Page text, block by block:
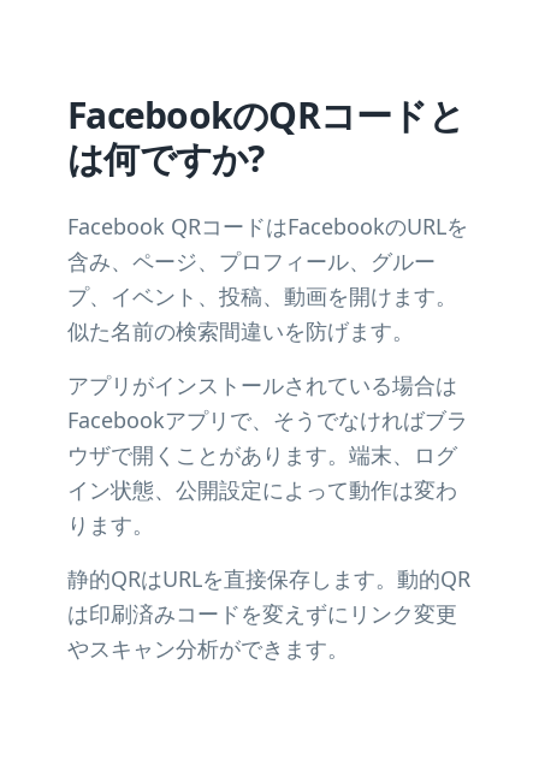
FacebookのQRコードと
は何ですか?
Facebook QRコードはFacebookのURLを
含み、ページ、プロフィール、グルー
プ、イベント、投稿、動画を開けます。
似た名前の検索間違いを防げます。
アプリがインストールされている場合は
Facebookアプリで、そうでなければブラ
ウザで開くことがあります。端末、ログ
イン状態、公開設定によって動作は変わ
ります。
静的QRはURLを直接保存します。動的QR
は印刷済みコードを変えずにリンク変更
やスキャン分析ができます。